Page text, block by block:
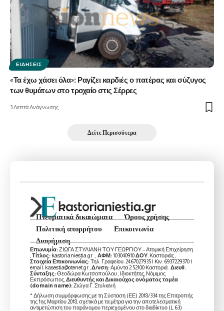
ΕΙΔΉΣΕΙΣ
«Τα έχω χάσει όλα»: Ραγίζει καρδιές ο πατέρας και σύζυγος
των θυμάτων στο τροχαίο στις Σέρρες
3 Λεπτά Ανάγνωσης
Δείτε Περισσότερα
Πνευματικά δικαιώματα
Όρους χρήσης
Πολιτική απορρήτου
Επικοινωνία
Διαφήμιση
Επωνυμία:ΖΙΩΓΑ ΣΤΥΛΙΑΝΗ ΤΟΥ ΓΕΩΡΓΙΟΥ – Ατομική Επιχείρηση
Τίτλος: kastorianiestia.gr , ΑΦΜ:103040910ΔΟΥ: Καστοριάς ,
Στοιχεία Επικοινωνίας:Τηλ. Γραφείου: 2467027935 | Κιν. 6937229370 |
email: kasestia@otenet.gr , Δ/νση:Αμύντα 2 52100 Καστοριά . Διευθ.
Σύνταξης:Θεοδώρα Κωτσοπούλου , Ιδιοκτήτης, Νόμιμος
Εκπρόσωπος, Διευθυντής και Δικαιούχος ονόματος τομέα
(domain name):Ζιώγα Γ. Στυλιανή
* Δήλωση συμμόρφωσης με τη Σύσταση (ΕΕ) 2018/334 της Επιτροπής
της 1ης Μαρτίου 2018, σχετικά με τα μέτρα για την αποτελεσματική
αντιμετώπιση του παράνομου περιεχομένου στο διαδίκτυο (L 63)